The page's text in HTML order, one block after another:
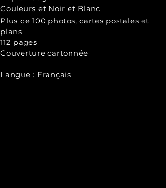
Couleurs et Noir et Blanc
Plus de 100 photos, cartes postales et
plans
112 pages
Couverture cartonnée
Langue : Français